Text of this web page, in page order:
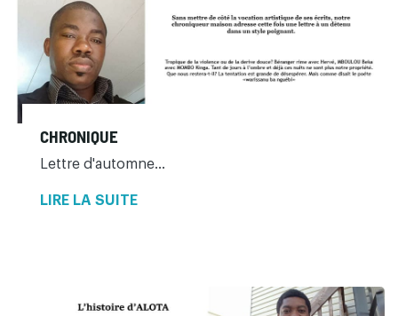
CHRONIQUE
Lettre d'automne...
LIRE LA SUITE